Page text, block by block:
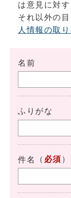
は意見に対
それ以外の
人情報の取
名前
ふりがな
件名 （ 必須 ）